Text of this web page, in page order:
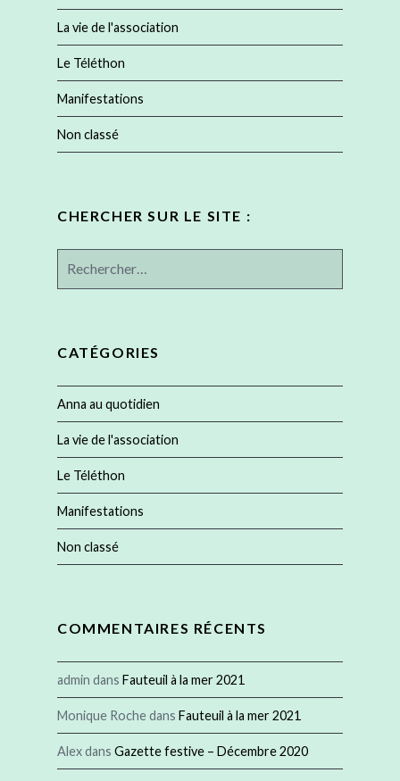
La vie de l'association
Le Téléthon
Manifestations
Non classé
CHERCHER SUR LE SITE :
CATÉGORIES
Anna au quotidien
La vie de l'association
Le Téléthon
Manifestations
Non classé
COMMENTAIRES RÉCENTS
admin dans Fauteuil à la mer 2021
Monique Rochedans Fauteuil à la mer 2021
Alexdans Gazette festive – Décembre 2020